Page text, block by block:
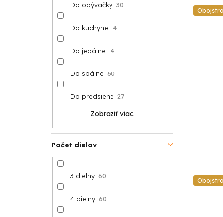
Do obývačky 30
Do kuchyne 4
Do jedálne 4
Do spálne 60
Do predsiene 27
Zobraziť viac
Počet dielov
3 dielny 60
4 dielny 60